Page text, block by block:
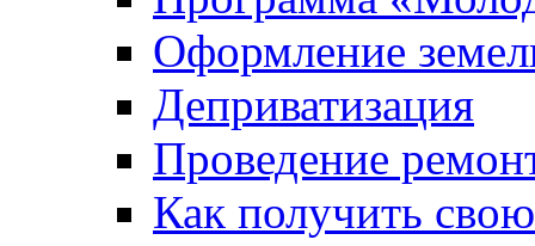
Оформление
Деприватизация
Проведение
Как получить